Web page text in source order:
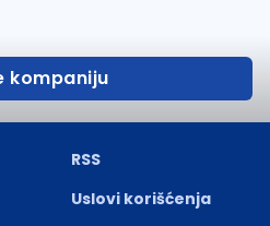
kompaniju
RSS
Uslovi korišćenja